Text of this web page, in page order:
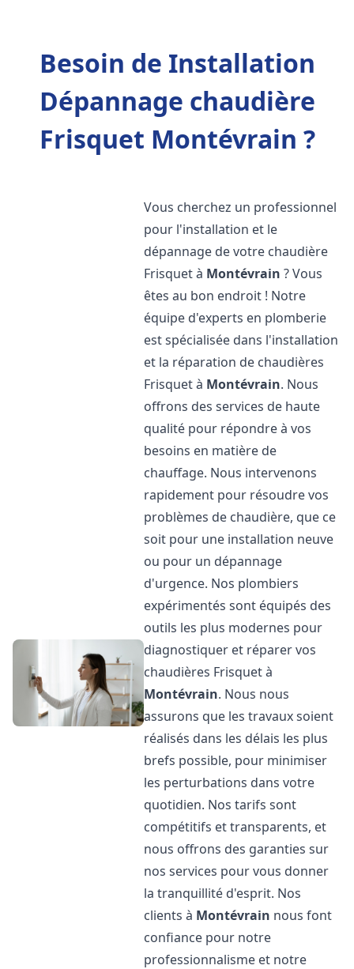
Besoin de Installation
Dépannage chaudière
Frisquet Montévrain ?
Vous cherchez un professionnel
pour l'installation et le
dépannage de votre chaudière
Frisquet à Montévrain ? Vous
êtes au bon endroit ! Notre
équipe d'experts en plomberie
est spécialisée dans l'installation
et la réparation de chaudières
Frisquet à Montévrain. Nous
offrons des services de haute
qualité pour répondre à vos
besoins en matière de
chauffage. Nous intervenons
rapidement pour résoudre vos
problèmes de chaudière, que ce
soit pour une installation neuve
ou pour un dépannage
d'urgence. Nos plombiers
expérimentés sont équipés des
outils les plus modernes pour
diagnostiquer et réparer vos
chaudières Frisquet à
Montévrain. Nous nous
assurons que les travaux soient
réalisés dans les délais les plus
brefs possible, pour minimiser
les perturbations dans votre
quotidien. Nos tarifs sont
compétitifs et transparents, et
nous offrons des garanties sur
nos services pour vous donner
la tranquillité d'esprit. Nos
clients à Montévrain nous font
confiance pour notre
professionnalisme et notre